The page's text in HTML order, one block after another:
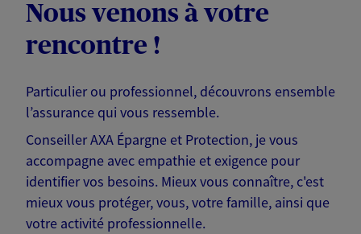
Nous venons à votre
rencontre !
Particulier ou professionnel, découvrons ensemble
l’assurance qui vous ressemble.
Conseiller AXA Épargne et Protection, je vous
accompagne avec empathie et exigence pour
identifier vos besoins. Mieux vous connaître, c'est
mieux vous protéger, vous, votre famille, ainsi que
votre activité professionnelle.